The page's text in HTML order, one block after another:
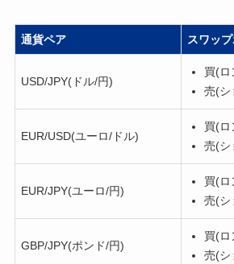
通貨ペア スワッ
USD/JPY(ドル/円)
買(ロ
売(シ
EUR/USD(ユーロ/ドル)
買(ロ
売(シ
EUR/JPY(ユーロ/円)
買(ロ
売(シ
GBP/JPY(ポンド/円)
買(ロ
売(シ